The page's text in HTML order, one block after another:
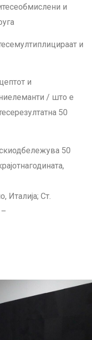
и
и
и
/ што е
50
50
Италија; Ст.